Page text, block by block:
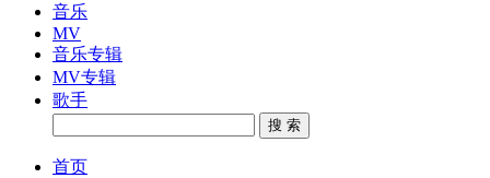
音乐
MV
音乐专辑
MV专辑
歌手
搜 索
首页